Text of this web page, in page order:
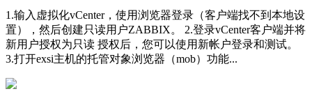
1.输入虚拟化vCenter，使用浏览器登录（客户端找不到本地设
置），然后创建只读用户ZABBIX。 2.登录vCenter客户端并将
新用户授权为只读 授权后，您可以使用新帐户登录和测试。
3.打开exsi主机的托管对象浏览器（mob）功能...